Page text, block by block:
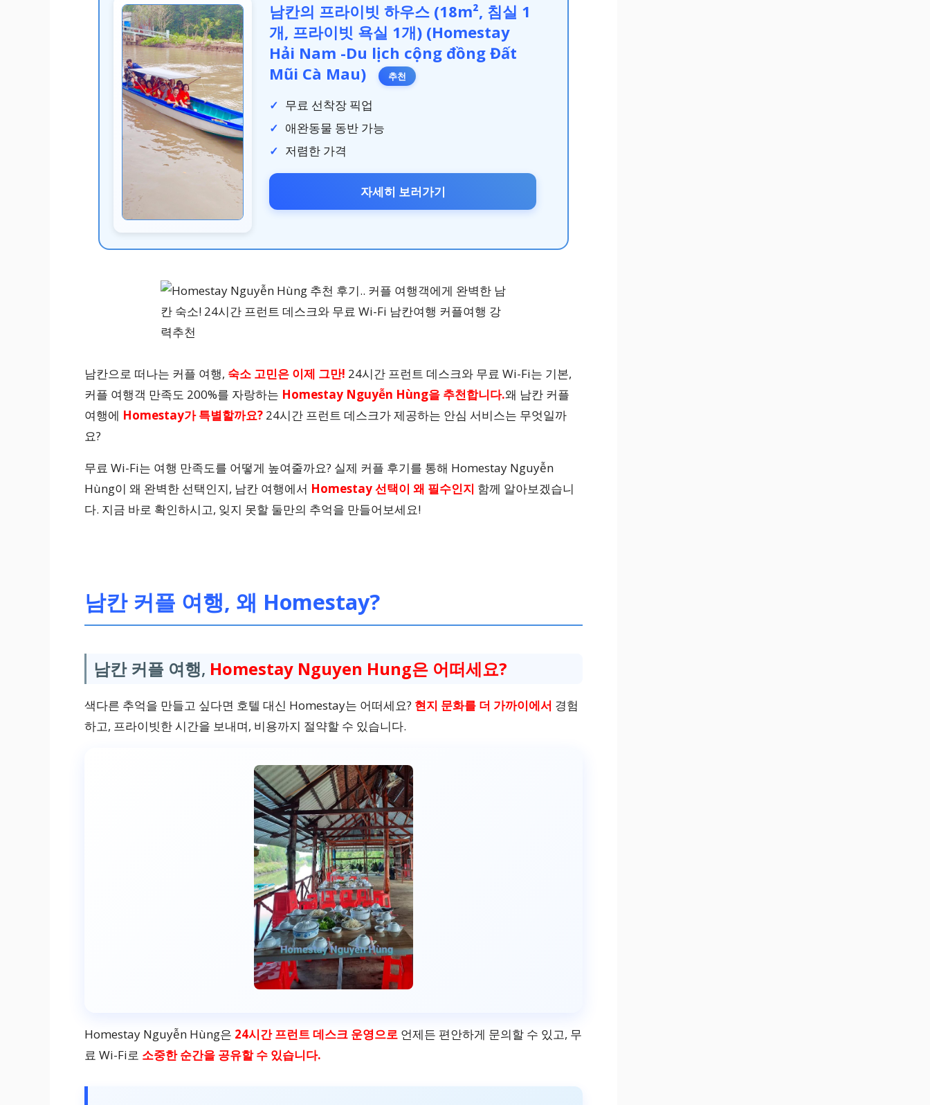
남칸의 프라이빗 하우스 (18m², 침실 1
개, 프라이빗 욕실 1개) (Homestay
Hải Nam -Du lịch cộng đồng Đất
Mũi Cà Mau)
추천
무료 선착장 픽업
애완동물 동반 가능
저렴한 가격
자세히 보러가기
남칸으로 떠나는 커플 여행, 숙소 고민은 이제 그만! 24시간 프런트 데스크와 무료 Wi-Fi는 기본,
커플 여행객 만족도 200%를 자랑하는 Homestay Nguyễn Hùng을 추천합니다.왜 남칸 커플
여행에 Homestay가 특별할까요? 24시간 프런트 데스크가 제공하는 안심 서비스는 무엇일까
요?
무료 Wi-Fi는 여행 만족도를 어떻게 높여줄까요? 실제 커플 후기를 통해 Homestay Nguyễn
Hùng이 왜 완벽한 선택인지, 남칸 여행에서 Homestay 선택이 왜 필수인지 함께 알아보겠습니
다. 지금 바로 확인하시고, 잊지 못할 둘만의 추억을 만들어보세요!
남칸 커플 여행, 왜 Homestay?
남칸 커플 여행, Homestay Nguyen Hung은 어떠세요?
색다른 추억을 만들고 싶다면 호텔 대신 Homestay는 어떠세요? 현지 문화를 더 가까이에서 경험
하고, 프라이빗한 시간을 보내며, 비용까지 절약할 수 있습니다.
Homestay Nguyễn Hùng은 24시간 프런트 데스크 운영으로 언제든 편안하게 문의할 수 있고, 무
료 Wi-Fi로 소중한 순간을 공유할 수 있습니다.